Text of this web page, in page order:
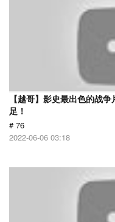
【越哥】影史最出色的战
足！
# 76
2022-06-06 03:18